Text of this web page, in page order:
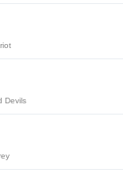
Devils